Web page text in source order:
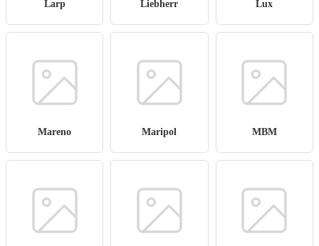
Larp Liebherr Lux
Mareno Maripol MBM